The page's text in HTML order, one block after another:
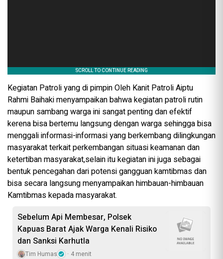
Kegiatan Patroli yang di pimpin Oleh Kanit Patroli Aiptu
Rahmi Baihaki menyampaikan bahwa kegiatan patroli rutin
maupun sambang warga ini sangat penting dan efektif
kerena bisa bertemu langsung dengan warga sehingga bisa
menggali informasi-informasi yang berkembang dilingkungan
masyarakat terkait perkembangan situasi keamanan dan
ketertiban masyarakat,selain itu kegiatan ini juga sebagai
bentuk pencegahan dari potensi gangguan kamtibmas dan
bisa secara langsung menyampaikan himbauan-himbauan
Kamtibmas kepada masyarakat.
Sebelum Api Membesar, Polsek
Kapuas Barat Ajak Warga Kenali Risiko
dan Sanksi Karhutla
Tim Humas 4 menit